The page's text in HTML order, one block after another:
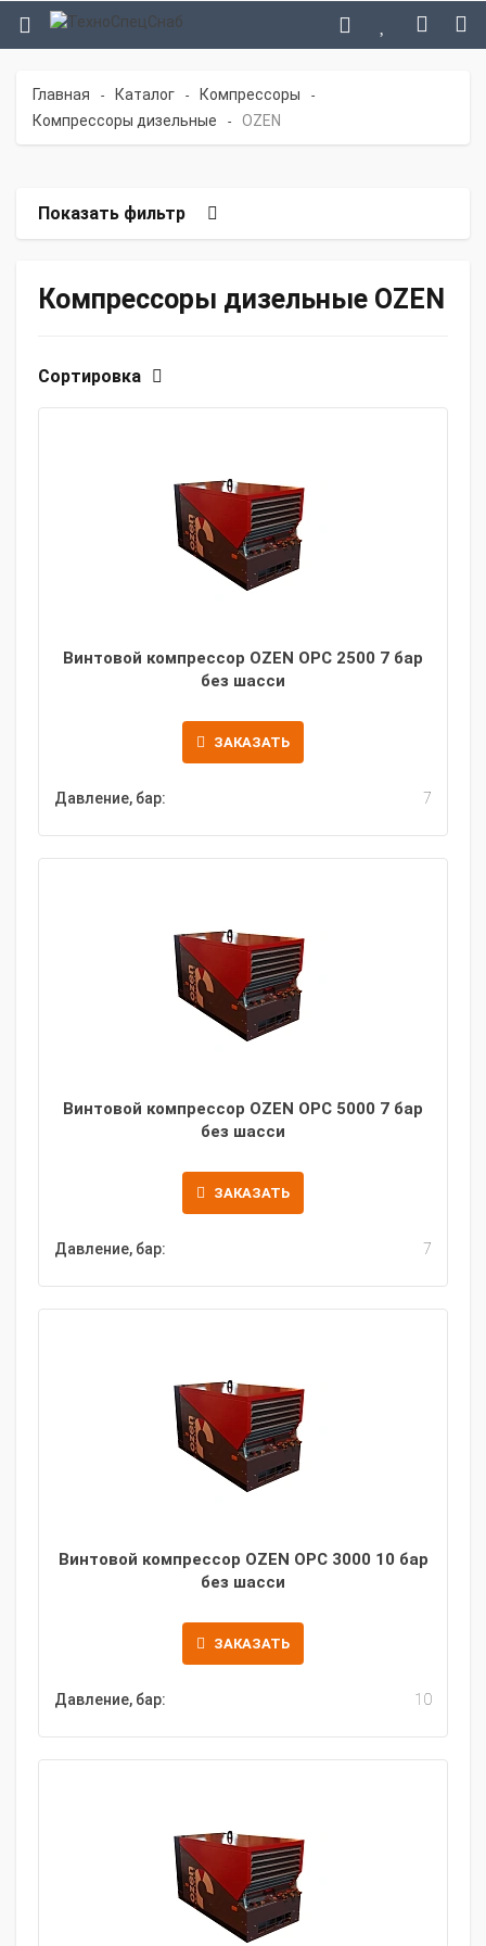
Главная - Каталог - Компрессоры -
Компрессоры дизельные - OZEN
Показать фильтр
Компрессоры дизельные OZEN
Сортировка
Винтовой компрессор OZEN OPC 2500 7 бар
без шасси
ЗАКАЗАТЬ
Давление, бар: 7
Винтовой компрессор OZEN OPC 5000 7 бар
без шасси
ЗАКАЗАТЬ
Давление, бар: 7
Винтовой компрессор OZEN OPC 3000 10 бар
без шасси
ЗАКАЗАТЬ
Давление, бар: 10